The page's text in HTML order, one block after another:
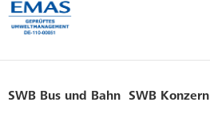
SWB Bus und Bahn SWB Konzern